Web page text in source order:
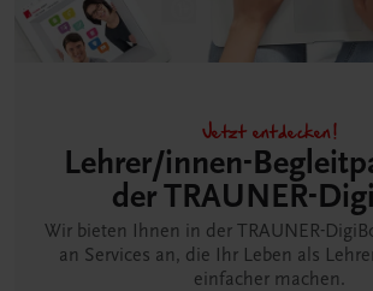
Jetzt entdecken!
Lehrer/innen-
der TRAUNER-
Wir bieten Ihnen in der TRAUNER-
an Services an, die Ihr Leben als
einfacher machen.